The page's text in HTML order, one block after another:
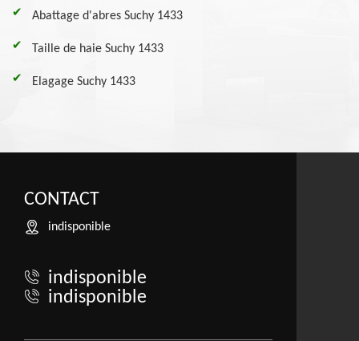
Abattage d'abres Suchy 1433
Taille de haie Suchy 1433
Elagage Suchy 1433
CONTACT
indisponible
indisponible
indisponible